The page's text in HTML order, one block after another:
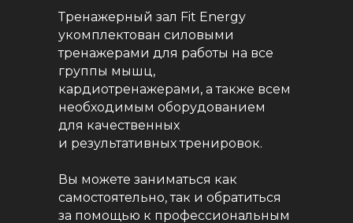
Тренажерный зал Fit Energy
укомплектован силовыми
тренажерами для работы на все
группы мышц,
кардиотренажерами, а также всем
необходимым оборудованием
для качественных
и результативных тренировок.
Вы можете заниматься как
самостоятельно, так и обратиться
за помощью к профессиональным